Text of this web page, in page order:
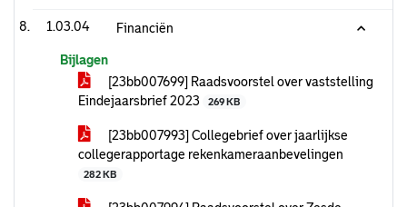
1.03.04 Financiën
Bijlagen
[23bb007699] Raadsvoorstel over vaststelling
Eindejaarsbrief 2023
269 KB
[23bb007993] Collegebrief over jaarlijkse
collegerapportage rekenkameraanbevelingen
282 KB